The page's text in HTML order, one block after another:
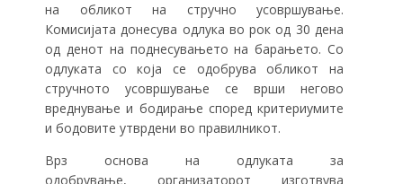
на обликот на стручно усовршување.
Комисијата донесува одлука во рок од 30 дена
од денот на поднесувањето на барањето. Со
одлуката со која се одобрува обликот на
стручното усовршување се врши негово
вреднување и бодирање според критериумите
и бодовите утврдени во правилникот.
Врз основа на одлуката за
одобрување, организаторот изготвува